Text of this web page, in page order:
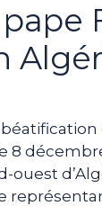
pape
8